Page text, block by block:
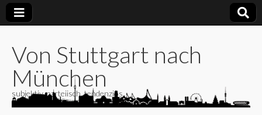
Von Stuttgart nach
München
subjektiv, parteiisch, tendenziös